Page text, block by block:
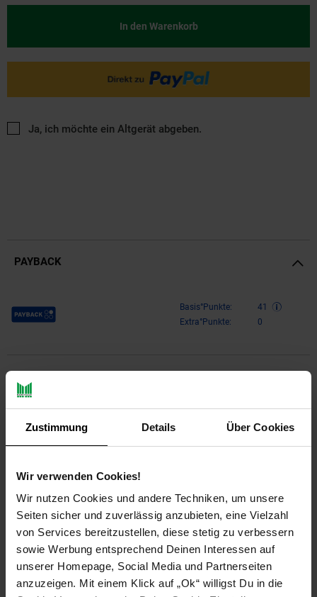
Zustimmung Details Über Cookies
Wir verwenden Cookies!
Wir nutzen Cookies und andere Techniken, um unsere
Seiten sicher und zuverlässig anzubieten, eine Vielzahl
von Services bereitzustellen, diese stetig zu verbessern
sowie Werbung entsprechend Deinen Interessen auf
unserer Homepage, Social Media und Partnerseiten
anzuzeigen. Mit einem Klick auf „Ok“ willigst Du in die
In den Warenkorb
Ja, ich möchte ein Altgerät abgeben.
PAYBACK
Payback Punkte Basis°Punkte:
41
Extra°Punkte:
0
EASY 500 SWist ein hochwertiges Produkt, das durch seine
robuste Bauweise und innovative Technologie überzeugt. Es
und leistungsstarken Gerät suchen, das ihren Anforderungen
Funktionalität bietet der GIG EASY 500 SW sowohl im privaten
als auch im professionellen Umfeld eine hervorragende
Performance.Hauptmerkmale und Vorteile• Zuverlässige
Leistung:Der GIG EASY 500 SW garantiert eine gleichmäßige
und konstante Funktion, sodass Sie sich auf eine stabile
Anwendung verlassen können. Perfekt für anspruchsvolle